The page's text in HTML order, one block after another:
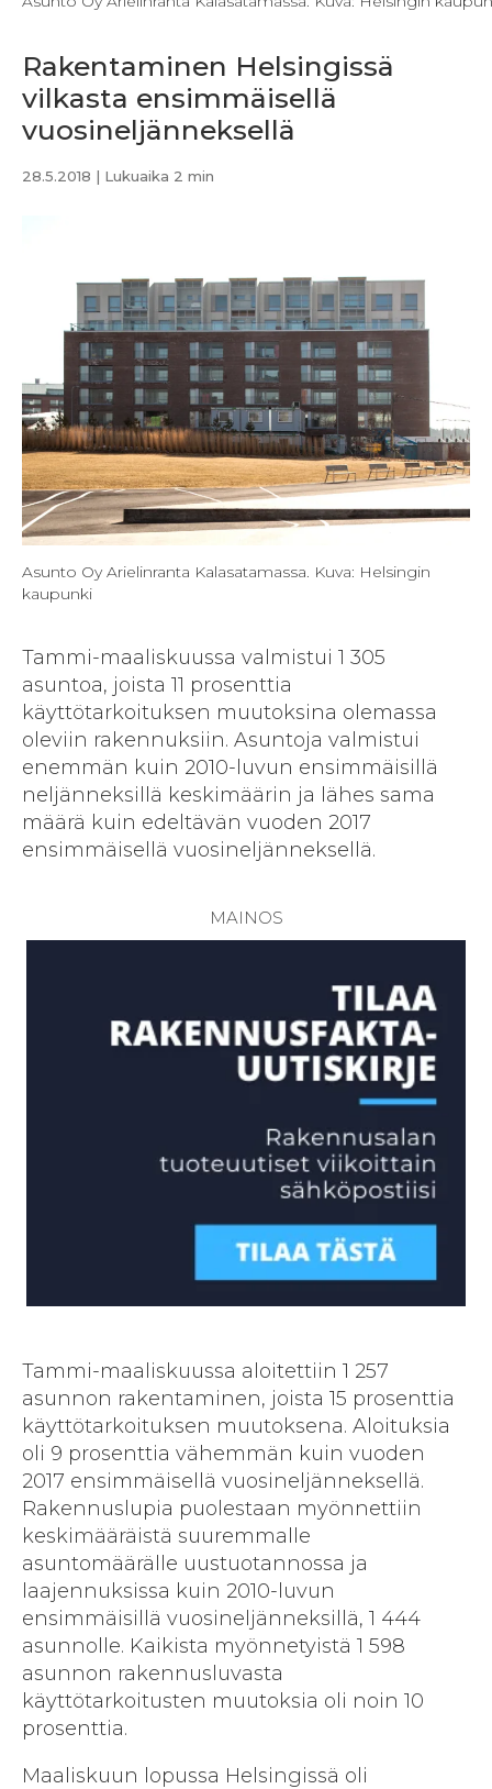
Rakentaminen Helsingissä
vilkasta ensimmäisellä
vuosineljänneksellä
28.5.2018 | Lukuaika 2 min
Asunto Oy Arielinranta Kalasatamassa. Kuva: Helsingin
kaupunki
Tammi-maaliskuussa valmistui 1 305
asuntoa, joista 11 prosenttia
käyttötarkoituksen muutoksina olemassa
oleviin rakennuksiin. Asuntoja valmistui
enemmän kuin 2010-luvun ensimmäisillä
neljänneksillä keskimäärin ja lähes sama
määrä kuin edeltävän vuoden 2017
ensimmäisellä vuosineljänneksellä.
Tammi-maaliskuussa aloitettiin 1 257
asunnon rakentaminen, joista 15 prosenttia
käyttötarkoituksen muutoksena. Aloituksia
oli 9 prosenttia vähemmän kuin vuoden
2017 ensimmäisellä vuosineljänneksellä.
Rakennuslupia puolestaan myönnettiin
keskimääräistä suuremmalle
asuntomäärälle uustuotannossa ja
laajennuksissa kuin 2010-luvun
ensimmäisillä vuosineljänneksillä, 1 444
asunnolle. Kaikista myönnetyistä 1 598
asunnon rakennusluvasta
käyttötarkoitusten muutoksia oli noin 10
prosenttia.
Maaliskuun lopussa Helsingissä oli